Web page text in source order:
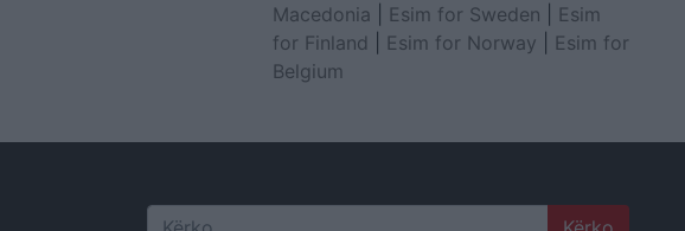
Macedonia
Esim for Sweden
Esim
for Finland
Esim for Norway
Esim for
Belgium